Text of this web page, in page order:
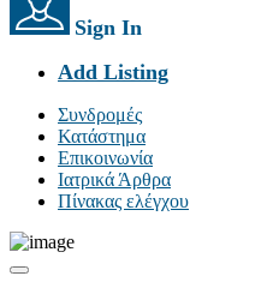
Sign In
Add Listing
Συνδρομές
Κατάστημα
Επικοινωνία
Ιατρικά Άρθρα
Πίνακας ελέγχου